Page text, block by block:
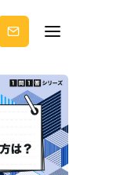
ノウ
ハウ
を受
りま
せん
か？